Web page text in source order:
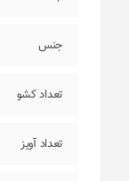
جنس
تعداد کشو
تعداد آویز